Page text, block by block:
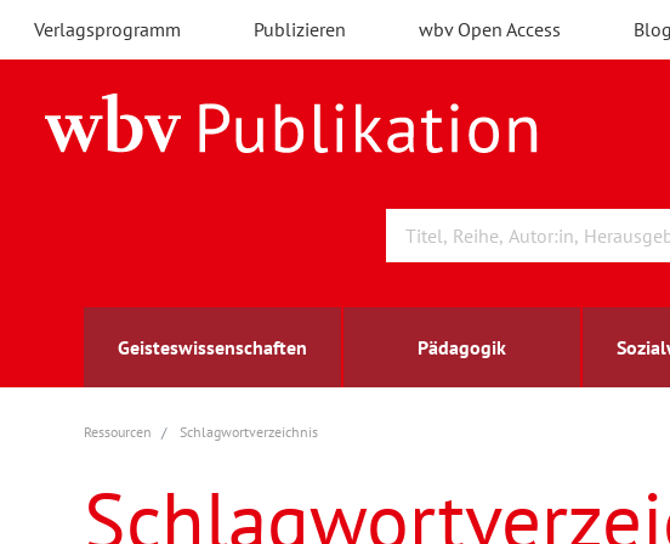
Verlagsprogramm Publizieren wbv Open Access Blog
Geisteswissenschaften Pädagogik
Archäologie
Berufs- und Wirtschaftspädagogik
Arbeitsmarktforschung
Außenwirtschaft
berufsbildung
Ressourcen Schlagwortverzeichnis